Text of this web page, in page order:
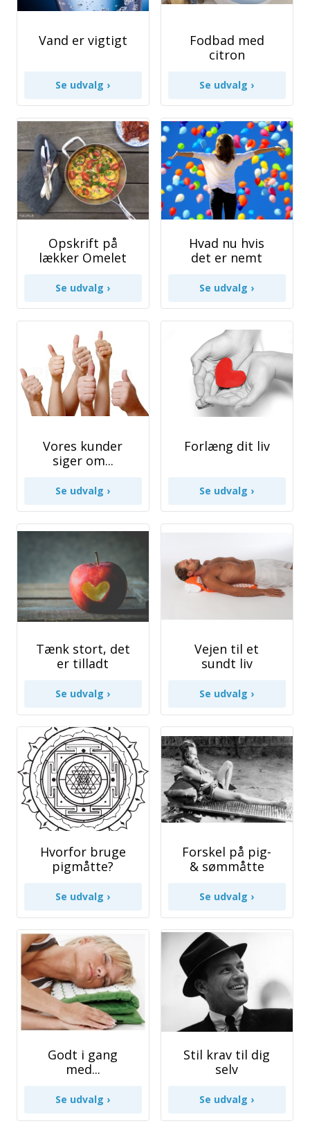
Vand er vigtigt
Fodbad med
citron
Opskrift på
lækker Omelet
Hvad nu hvis
det er nemt
Vores kunder
siger om...
Forlæng dit liv
Tænk stort, det
er tilladt
Vejen til et
sundt liv
Hvorfor bruge
pigmåtte?
Forskel på pig-
& sømmåtte
Godt i gang
med...
Stil krav til dig
selv